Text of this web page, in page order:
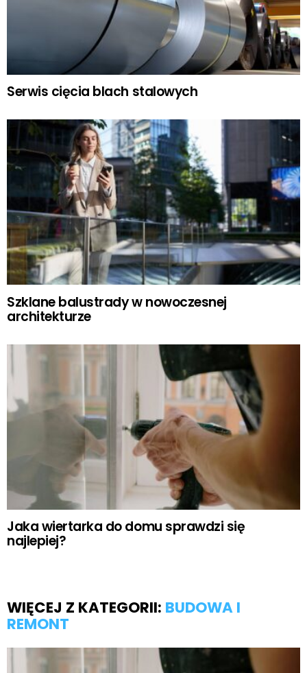
Serwis cięcia blach stalowych
Szklane balustrady w nowoczesnej
architekturze
Jaka wiertarka do domu sprawdzi się
najlepiej?
WIĘCEJ Z KATEGORII: BUDOWA I
REMONT